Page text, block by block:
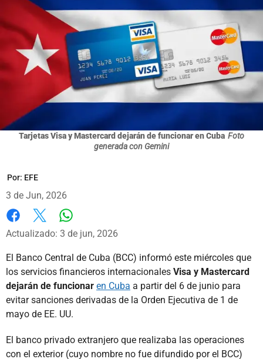
Tarjetas Visa y Mastercard dejarán de funcionar en Cuba Foto
generada con Gemini
Por: EFE
3 de Jun, 2026
Facebook
X
Actualizado: 3 de jun, 2026
El Banco Central de Cuba (BCC) informó este miércoles que
los servicios financieros internacionales Visa y Mastercard
dejarán de funcionar en Cuba a partir del 6 de junio para
evitar sanciones derivadas de la Orden Ejecutiva de 1 de
mayo de EE. UU.
El banco privado extranjero que realizaba las operaciones
con el exterior (cuyo nombre no fue difundido por el BCC)